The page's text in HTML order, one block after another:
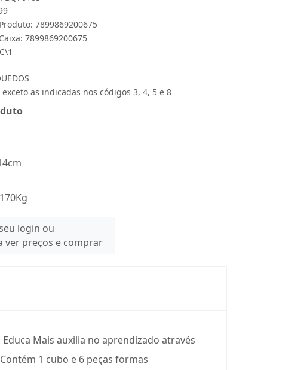
7899869200675
7899869200675
as indicadas nos códigos 3, 4, 5 e 8
login ou
ver preços e comprar
Mais auxilia no aprendizado através
1 cubo e 6 peças formas